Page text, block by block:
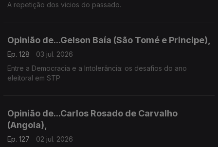
A repetição dos vicios do passado.
Opinião de...Gelson Baía (São Tomé e Principe),
Ep. 128
03 jul. 2026
Entre a Democracia e a Intolerância: os desafios do ano
eleitoral em STP
Opinião de...Carlos Rosado de Carvalho
(Angola),
Ep. 127
02 jul. 2026